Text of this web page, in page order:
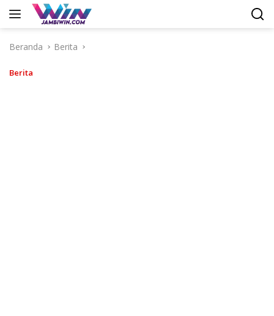
Langsung
Beranda
Berita
Berita